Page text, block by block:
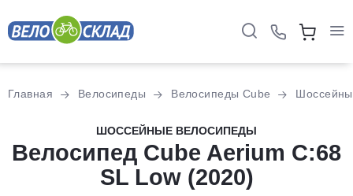
Главная Велосипеды Велосипеды Cube
ШОССЕЙНЫЕ ВЕЛОСИПЕДЫ
Велосипед Cube Aerium C:68
SL Low (2020)
Разбейте
оплатуна части
без переплат